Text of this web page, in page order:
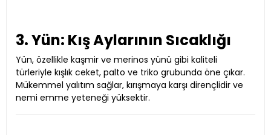
3. Yün: Kış Aylarının Sıcaklığı
Yün, özellikle kaşmir ve merinos yünü gibi kaliteli
türleriyle kışlık ceket, palto ve triko grubunda öne çıkar.
Mükemmel yalıtım sağlar, kırışmaya karşı dirençlidir ve
nemi emme yeteneği yüksektir.